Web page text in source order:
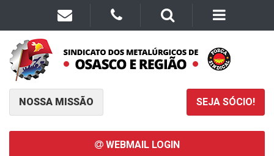
NOSSA MISSÃO SEJA SÓCIO!
WEBMAIL LOGIN